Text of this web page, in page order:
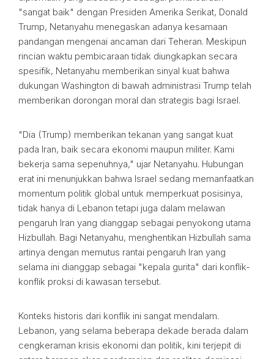
"sangat baik" dengan Presiden Amerika Serikat, Donald
Trump, Netanyahu menegaskan adanya kesamaan
pandangan mengenai ancaman dari Teheran. Meskipun
rincian waktu pembicaraan tidak diungkapkan secara
spesifik, Netanyahu memberikan sinyal kuat bahwa
dukungan Washington di bawah administrasi Trump telah
memberikan dorongan moral dan strategis bagi Israel.
"Dia (Trump) memberikan tekanan yang sangat kuat
pada Iran, baik secara ekonomi maupun militer. Kami
bekerja sama sepenuhnya," ujar Netanyahu. Hubungan
erat ini menunjukkan bahwa Israel sedang memanfaatkan
momentum politik global untuk memperkuat posisinya,
tidak hanya di Lebanon tetapi juga dalam melawan
pengaruh Iran yang dianggap sebagai penyokong utama
Hizbullah. Bagi Netanyahu, menghentikan Hizbullah sama
artinya dengan memutus rantai pengaruh Iran yang
selama ini dianggap sebagai "kepala gurita" dari konflik-
konflik proksi di kawasan tersebut.
Konteks historis dari konflik ini sangat mendalam.
Lebanon, yang selama beberapa dekade berada dalam
cengkeraman krisis ekonomi dan politik, kini terjepit di